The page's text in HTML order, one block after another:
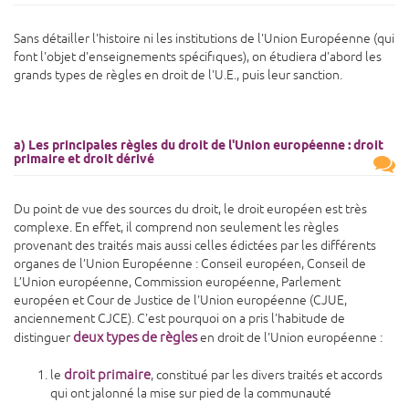
Sans détailler l'histoire ni les institutions de l'Union Européenne (qui
font l'objet d'enseignements spécifiques), on étudiera d'abord les
grands types de règles en droit de l'U.E., puis leur sanction.
a) Les principales règles du droit de l'Union européenne : droit
primaire et droit dérivé
Du point de vue des sources du droit, le droit européen est très
complexe. En effet, il comprend non seulement les règles
provenant des traités mais aussi celles édictées par les différents
organes de l’Union Européenne : Conseil européen, Conseil de
L’Union européenne, Commission européenne, Parlement
européen et Cour de Justice de l'Union européenne (CJUE,
anciennement CJCE). C'est pourquoi on a pris l'habitude de
distinguerdeux types de règlesen droit de l'Union européenne :
le droit primaire, constitué par les divers traités et accords
qui ont jalonné la mise sur pied de la communauté